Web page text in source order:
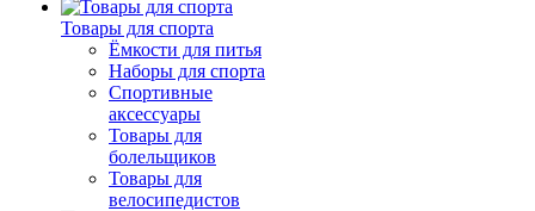
Товары для спорта
Ёмкости для питья
Наборы для спорта
Спортивные
аксессуары
Товары для
болельщиков
Товары для
велосипедистов